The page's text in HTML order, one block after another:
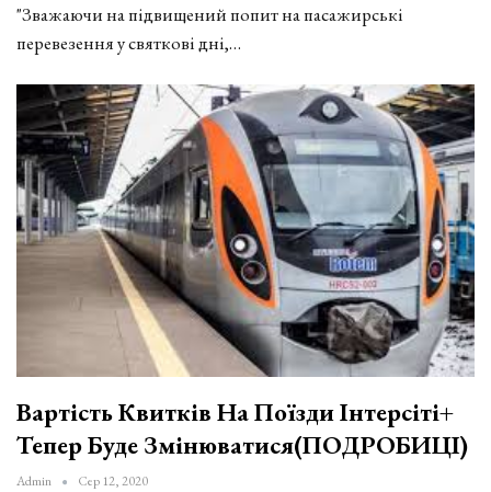
"Зважаючи на підвищений попит на пасажирські
перевезення у святкові дні,…
Вартість Квитків На Поїзди Інтерсіті+
Тепер Буде Змінюватися(ПОДРОБИЦІ)
Admin Сер 12, 2020